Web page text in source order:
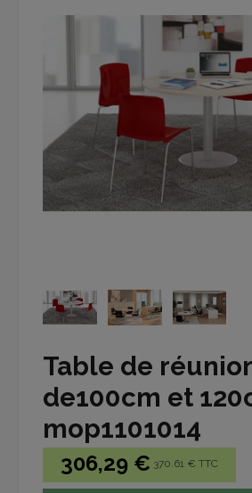
Table de
de100cm et
mop1101014
306,29 € 370.61 € TTC